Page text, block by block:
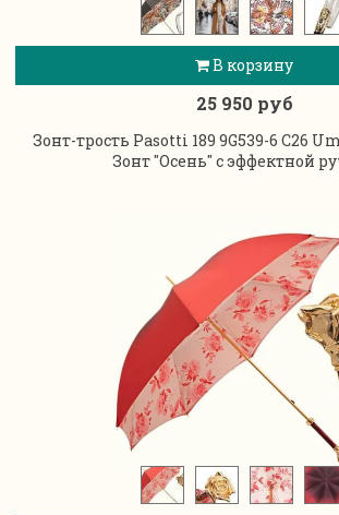
В корзину
25 950 руб
Зонт-трость Pasotti 189 9G539-6 C26
Зонт "Осень" с эффектной